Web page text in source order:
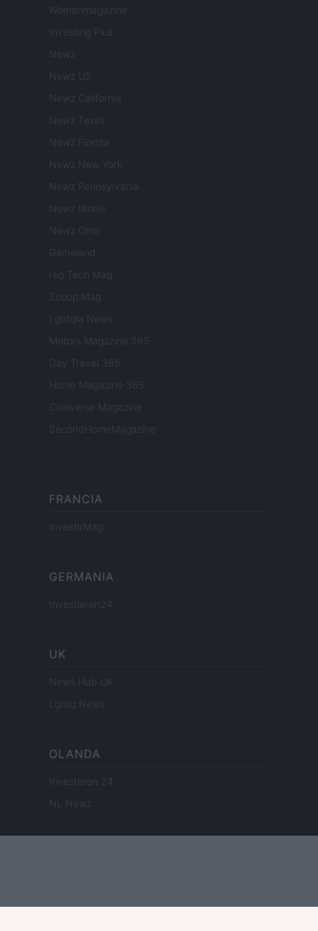
Womanmagazine
Investing Plus
Newz
Newz US
Newz California
Newz Texas
Newz Florida
Newz New York
Newz Pennsylvania
Newz Illinois
Newz Ohio
Gameland
Hig Tech Mag
Scoop Mag
Lgbtqia News
Motors Magazine 365
Day Travel 365
Home Magazine 365
Cineverse Magazine
SecondHomeMagazine
FRANCIA
InvestirMag
GERMANIA
Investieren24
UK
News Hub UK
Lgbtq News
OLANDA
Investeren 24
NL Newz